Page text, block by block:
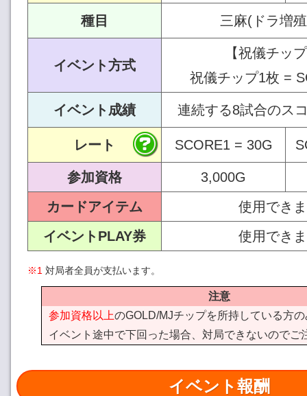
種目 三麻(ドラ増
イベント方式
【祝儀チッ
祝儀チップ1枚 =
イベント成績 連続する8試合のス
レート SCORE1 = 30G
参加資格
3,000G
カードアイテム
使用でき
イベントPLAY券
使用でき
※1 対局者全員が支払います。
注意
参加資格以上のGOLD/MJチップを所持している方
イベント途中で下回った場合、対局できないのでご
イベント報酬